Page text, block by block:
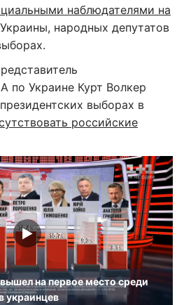
наблюдателями на
народных депутатов
по Украине Курт Волкер
выборах в
российские
на первое место среди
украинцев